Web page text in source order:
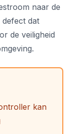
naar de
dat
de veiligheid
kan